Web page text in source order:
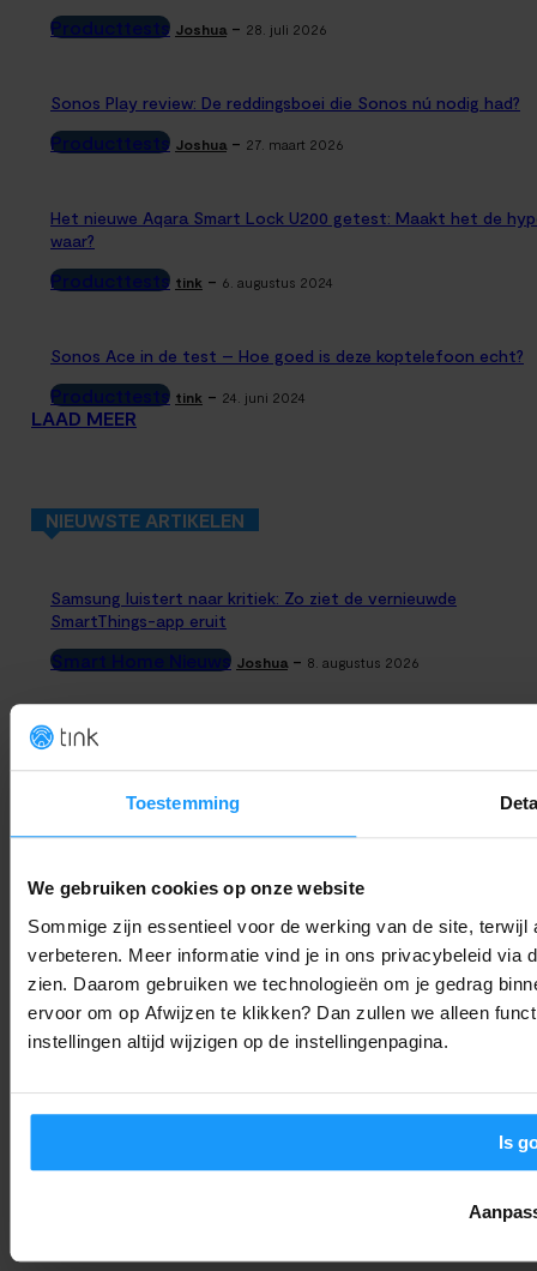
Toestemming
We gebruiken cookies op onze website
Sommige zijn essentieel voor de werking van de site,
verbeteren. Meer informatie vind je in ons privacybeleid via
zien. Daarom gebruiken we technologieën om je gedrag
ervoor om op Afwijzen te klikken? Dan zullen we alleen
instellingen altijd wijzigen op de instellingenpagina.
Is
Producttests Joshua - 28. juli 2026
Sonos Play review: De reddingsboei die Sonos nú nodig had?
Producttests Joshua - 27. maart 2026
Het nieuwe Aqara Smart Lock U200 getest: Maakt het de
waar?
Producttests tink - 6. augustus 2024
Sonos Ace in de test – Hoe goed is deze koptelefoon echt?
Producttests tink - 24. juni 2024
LAAD MEER
NIEUWSTE ARTIKELEN
Samsung luistert naar kritiek: Zo ziet de vernieuwde
SmartThings-app eruit
Smart Home Nieuws Joshua - 8. augustus 2026
Abode Lanceert Kant-en-Klare Garage- en Tuinsensoren
Productlanceringen Thomas
nog wel verstandig?
Trends & Technologie Joshua - 8. augustus 2026
Bijna 6 op de 10 huizen slim in 2029: Dit zijn de smart home
trends voor 2026
LAAD MEER